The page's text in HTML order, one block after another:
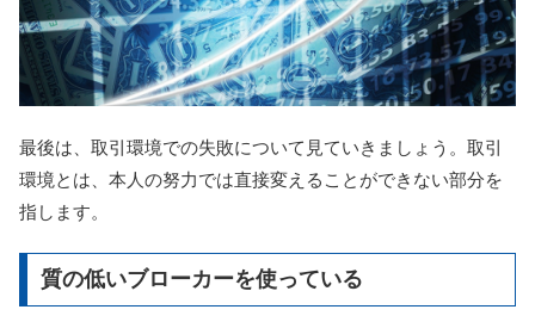
最後は、取引環境での失敗について見ていきましょう。取引
環境とは、本人の努力では直接変えることができない部分を
指します。
質の低いブローカーを使っている